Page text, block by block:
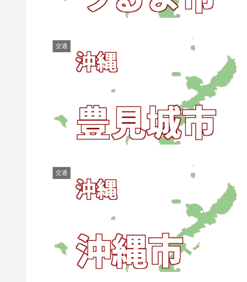
交通
交通